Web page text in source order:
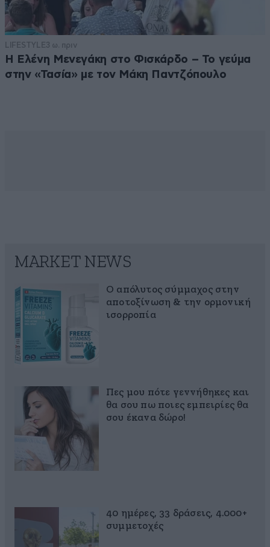
LIFESTYLE3 ω. πριν
Η Ελένη Μενεγάκη στο Φισκάρδο – Το γεύμα
στην «Τασία» με τον Μάκη Παντζόπουλο
MARKET NEWS
Ο απόλυτος σύμμαχος στην
αποτοξίνωση & την ορμονική
ισορροπία
Πες μου πότε γεννήθηκες και
θα σου πω ποιες εμπειρίες θα
σου έκανα δώρο!
40 ημέρες, 33 δράσεις, 4.000+
συμμετοχές